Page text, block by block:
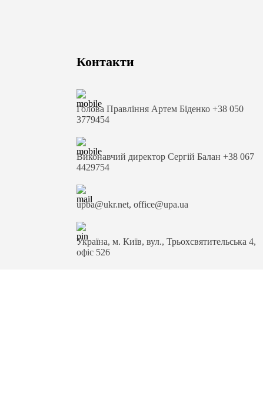
Контакти
Голова Правління Артем Біденко +38 050
3779454
Виконавчий директор Сергій Балан +38 067
4429754
upba@ukr.net, office@upa.ua
Україна, м. Київ, вул., Трьохсвятительська 4,
офіс 526